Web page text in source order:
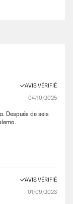
AVIS VÉRIFIÉ
04/10/2025
Después de seis
AVIS VÉRIFIÉ
01/09/2023